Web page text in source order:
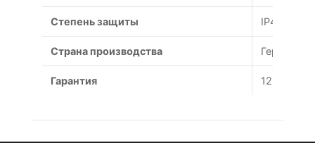
Степень защиты IP44
Страна производства Германия
Гарантия 12